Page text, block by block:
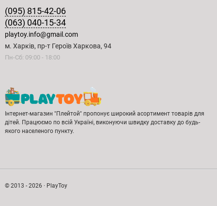
(095) 815-42-06
(063) 040-15-34
playtoy.info@gmail.com
м. Харків, пр-т Героїв Харкова, 94
Пн-Сб: 09:00 - 18:00
Інтернет-магазин "Плейтой" пропонує широкий асортимент товарів для
дітей. Працюємо по всій Україні, виконуючи швидку доставку до будь-
якого населеного пункту.
© 2013 - 2026 · PlayToy